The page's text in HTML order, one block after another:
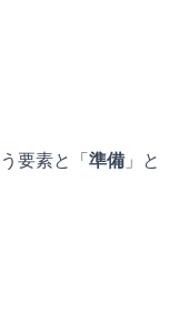
要素と「 準備 」と